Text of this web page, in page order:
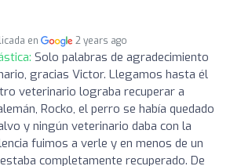
en 2 years ago
Solo palabras de agradecimiento
gracias Victor. Llegamos hasta él
veterinario lograba recuperar a
Rocko, el perro se había quedado
y ningún veterinario daba con la
fuimos a verle y en menos de un
completamente recuperado. De